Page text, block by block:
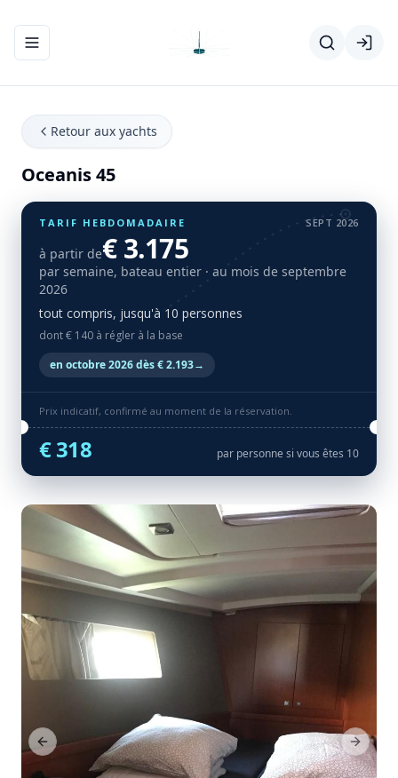
Ouvrir/fermer le menu de navigation
Retour aux yachts
Oceanis 45
TARIF HEBDOMADAIRE SEPT 2026
à partir de€ 3.175
par semaine, bateau entier · au mois de septembre
2026
tout compris, jusqu'à 10 personnes
dont € 140 à régler à la base
en octobre 2026 dès € 2.193→
Prix indicatif, confirmé au moment de la réservation.
€ 318 par personne si vous êtes 10
Previous Slide Next